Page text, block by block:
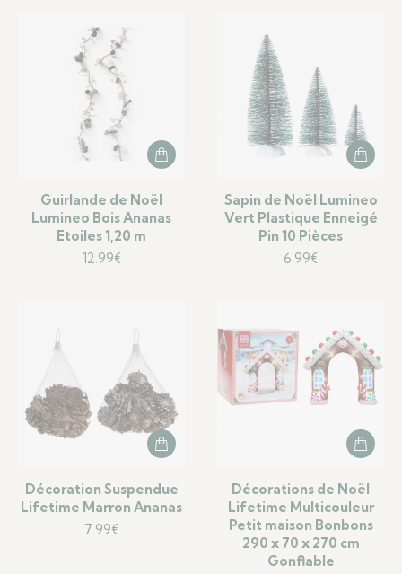
Guirlande de Noël
Lumineo Bois Ananas
Etoiles 1,20 m
12.99€
Sapin de Noël Lumineo
Vert Plastique Enneigé
Pin 10 Pièces
6.99€
Décoration Suspendue
Lifetime Marron Ananas
7.99€
Décorations de Noël
Lifetime Multicouleur
Petit maison Bonbons
290 x 70 x 270 cm
Gonflable